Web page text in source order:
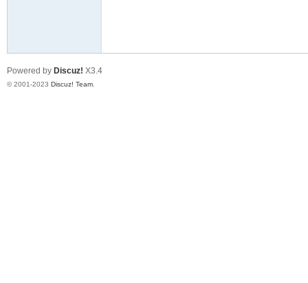
Powered by Discuz! X3.4
© 2001-2023 Discuz! Team